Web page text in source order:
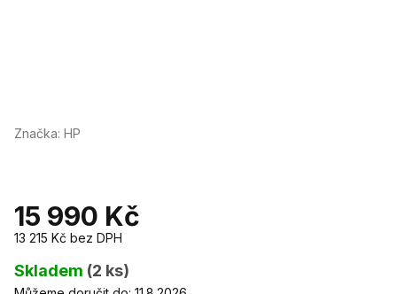
Značka: HP
15 990 Kč
13 215 Kč bez DPH
Měrná
cena:
Skladem (2 ks)